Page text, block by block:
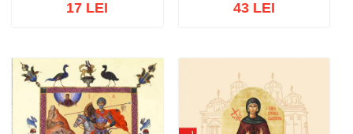
Adaugă în coș Wishlist
17 LEI
Adaugă în coș Wishlist
43 LEI